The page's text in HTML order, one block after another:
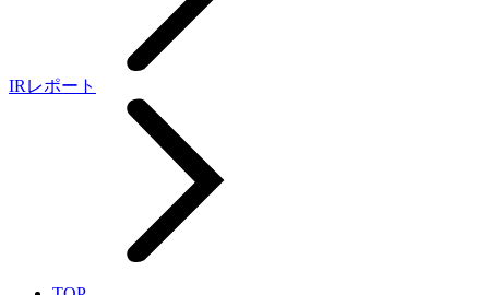
IRレポート